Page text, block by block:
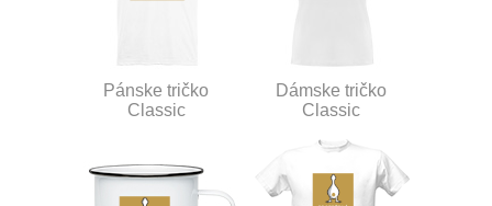
Pánske tričko
Classic
Dámske tričko
Classic